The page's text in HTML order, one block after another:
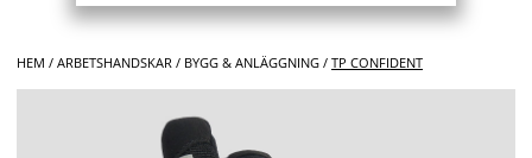
HEM ARBETSHANDSKAR BYGG & ANLÄGGNING TP CONFIDENT